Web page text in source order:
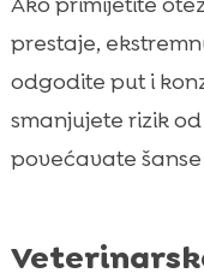
prestaje,
odgodite put i
smanjujete rizik
povećavate